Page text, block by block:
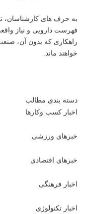
به حرف های کارشناسان،
فهرست دارویی و نیاز
راهکاری که بدون آن،
خواهند ماند.
دسته بندی مطالب
اخبار کسب وکارها
خبرهای ورزشی
خبرهای اقتصادی
اخبار فرهنگی
اخبار تکنولوژی